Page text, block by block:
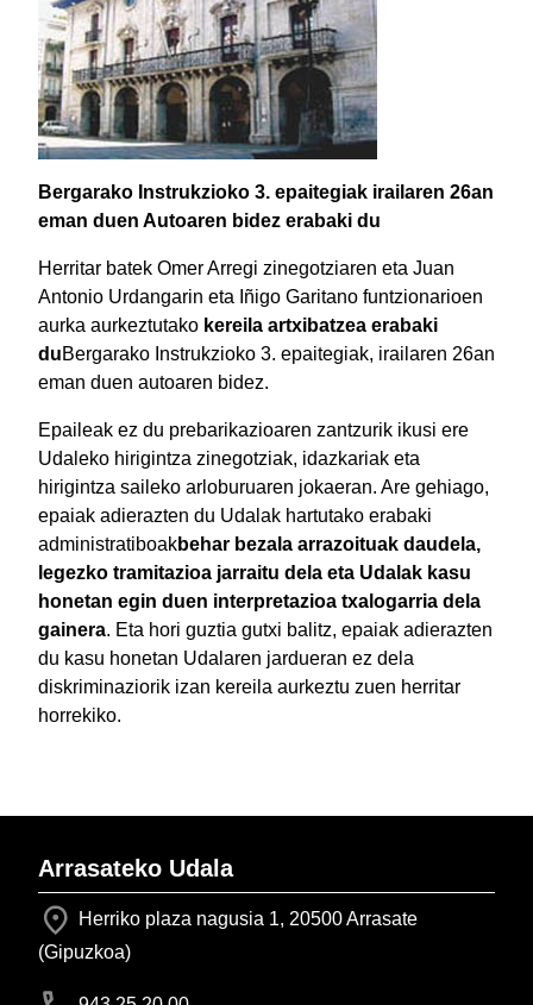
Bergarako Instrukzioko 3. epaitegiak irailaren 26an
eman duen Autoaren bidez erabaki du
Herritar batek Omer Arregi zinegotziaren eta Juan
Antonio Urdangarin eta Iñigo Garitano funtzionarioen
aurka aurkeztutako kereila artxibatzea erabaki
duBergarako Instrukzioko 3. epaitegiak, irailaren 26an
eman duen autoaren bidez.
Epaileak ez du prebarikazioaren zantzurik ikusi ere
Udaleko hirigintza zinegotziak, idazkariak eta
hirigintza saileko arloburuaren jokaeran. Are gehiago,
epaiak adierazten du Udalak hartutako erabaki
administratiboakbehar bezala arrazoituak daudela,
legezko tramitazioa jarraitu dela eta Udalak kasu
honetan egin duen interpretazioa txalogarria dela
gainera. Eta hori guztia gutxi balitz, epaiak adierazten
du kasu honetan Udalaren jardueran ez dela
diskriminaziorik izan kereila aurkeztu zuen herritar
horrekiko.
Arrasateko Udala
Herriko plaza nagusia 1, 20500 Arrasate
(Gipuzkoa)